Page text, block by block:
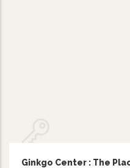
Ginkgo Center : The